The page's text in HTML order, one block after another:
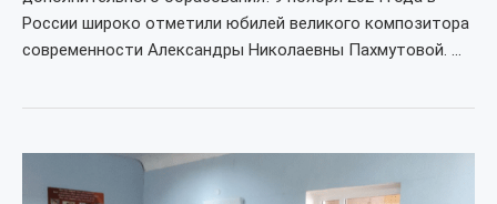
России широко отметили юбилей великого композитора
современности Александры Николаевны Пахмутовой. …